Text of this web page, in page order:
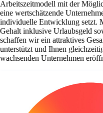
Arbeitszeitmodell mit der
eine wertschätzende
individuelle Entwicklung setzt.
Gehalt inklusive Urlaubsgeld
schaffen wir ein attraktives
unterstützt und Ihnen
wachsenden Unternehmen